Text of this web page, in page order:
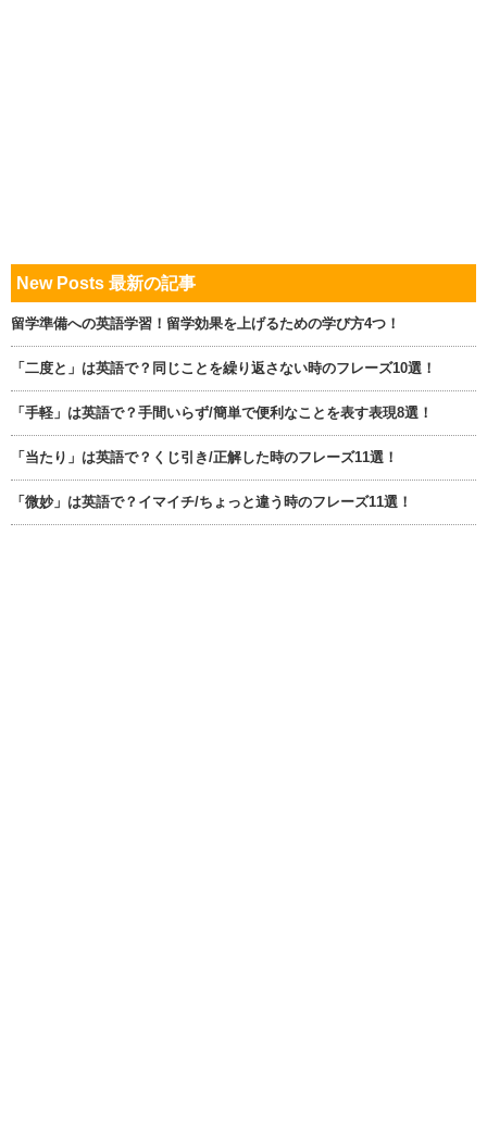
New Posts 最新の記事
留学準備への英語学習！留学効果を上げるための学び方4つ！
「二度と」は英語で？同じことを繰り返さない時のフレーズ10選！
「手軽」は英語で？手間いらず/簡単で便利なことを表す表現8選！
「当たり」は英語で？くじ引き/正解した時のフレーズ11選！
「微妙」は英語で？イマイチ/ちょっと違う時のフレーズ11選！